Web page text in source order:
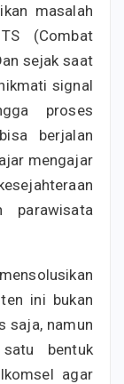
masalah
(Combat
sejak saat
signal
proses
berjalan
mengajar
parawisata
ini bukan
saja, namun
bentuk
agar